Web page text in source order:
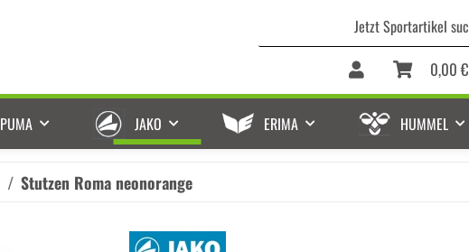
0,00 €
PUMA JAKO ERIMA HUMMEL
Stutzen Roma neonorange